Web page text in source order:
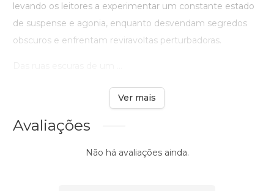
levando os leitores a experimentar um constante estado
de suspense e agonia, enquanto desvendam segredos
obscuros e enfrentam reviravoltas perturbadoras.
Ver mais
Avaliações
Não há avaliações ainda.